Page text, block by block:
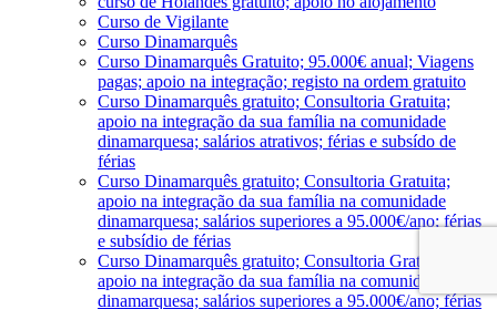
Curso de Vigilante
Curso Dinamarquês
Curso Dinamarquês Gratuito; 95.000€ anual; Viagens
pagas; apoio na integração; registo na ordem gratuito
Curso Dinamarquês gratuito; Consultoria Gratuita;
apoio na integração da sua família na comunidade
dinamarquesa; salários atrativos; férias e subsído de
férias
Curso Dinamarquês gratuito; Consultoria Gratuita;
apoio na integração da sua família na comunidade
dinamarquesa; salários superiores a 95.000€/ano; férias
e subsídio de férias
Curso Dinamarquês gratuito; Consultoria Gratuita;
apoio na integração da sua família na comunidade
dinamarquesa; salários superiores a 95.000€/ano; férias